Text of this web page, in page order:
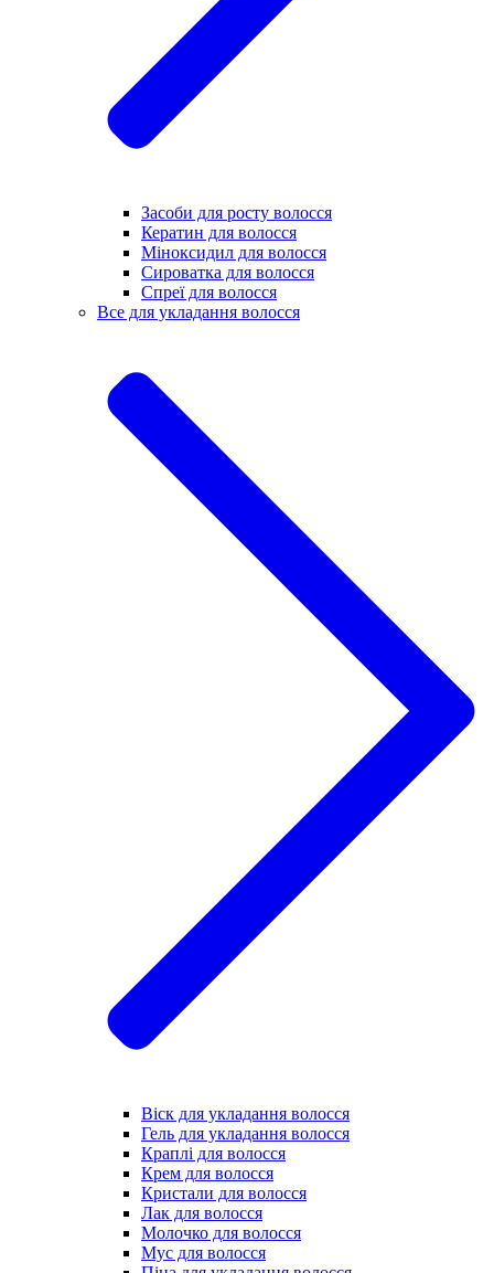
Засоби для росту волосся
Кератин для волосся
Міноксидил для волосся
Сироватка для волосся
Спреї для волосся
Все для укладання волосся
Віск для укладання волосся
Гель для укладання волосся
Краплі для волосся
Крем для волосся
Кристали для волосся
Лак для волосся
Молочко для волосся
Мус для волосся